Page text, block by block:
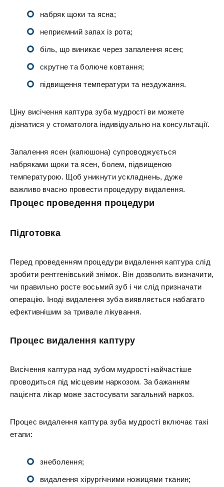
набряк щоки та ясна;
неприємний запах із рота;
біль, що виникає через запалення ясен;
скрутне та болюче ковтання;
підвищення температури та нездужання.
Ціну висічення каптура зуба мудрості ви можете
дізнатися у стоматолога індивідуально на консультації.
Запалення ясен (капюшона) супроводжується
набряками щоки та ясен, болем, підвищеною
температурою. Щоб уникнути ускладнень, дуже
важливо вчасно провести процедуру видалення.
Процес проведення процедури
Підготовка
Перед проведенням процедури видалення каптура слід
зробити рентгенівський знімок. Він дозволить визначити,
чи правильно росте восьмий зуб і чи слід призначати
операцію. Іноді видалення зуба виявляється набагато
ефективнішим за тривале лікування.
Процес видалення каптуру
Висічення каптура над зубом мудрості найчастіше
проводиться під місцевим наркозом. За бажанням
пацієнта лікар може застосувати загальний наркоз.
Процес видалення каптура зуба мудрості включає такі
етапи:
знеболення;
видалення хірургічними ножицями тканин;